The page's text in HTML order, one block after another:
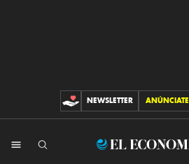
CONTRIBUCIONES
NEWSLETTER ANÚNCIATE
El